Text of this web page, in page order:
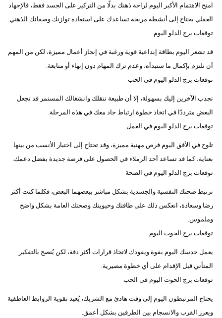
امنح الاهتمام الأكبر اليوم لراحة ذهنك بدلًا من التركيز على الجسد فقط، فالإجهاد
العقلي يحتاج إلى أنشطة مريحة تساعدك على استعادة توازنك وصفائك الذهني.
توقعات برج الدلو اليوم
قد تشعر اليوم بطاقة إبداعية قوية ورغبة في إنجاز أعمال مميزة، لكن من المهم
أن تلتزم بإكمال ما ستبدأه، وعدم ترك المهام دون إنهاء أو متابعة.
توقعات برج الدلو اليوم في الحب
تجذب الآخرين إليك بسهولة، إلا أن طبيعة تنقلك وانشغالك المستمر قد تجعل
البعض مترددًا في اتخاذ خطوة ارتباط جاد معك في هذه المرحلة.
توقعات برج الدلو اليوم في العمل
تلوح في الأفق اليوم فرص مهنية مميزة، وقد تحتاج إلى اختيار الأنسب من بينها
بعناية، كما قد تساعد أحد الزملاء في الحصول على فرصة جديدة بفضل دعمك.
توقعات برج الدلو اليوم في الصحة
ترتبط صحتك النفسية والجسدية بشكل مباشر ببعضهما البعض، فكلما كنت أكثر
رضا وسعادة، انعكس ذلك على طاقتك وحيويتك وصحتك العامة بشكل واضح
وملموس.
توقعات برج الحوت اليوم
يعمل حدسك اليوم بقوة ويقودك لاتخاذ قرارات أكثر دقة، لكن يُنصح بالتفكير
المتأني قبل الإقدام على أي خطوة مصيرية.
توقعات برج الحوت اليوم في الحب
يحتاج المرتبطون اليوم إلى وقت هادئ مع الشريك، يُعيد تقوية الروابط العاطفية
ويعزز القرب والانسجام بين الطرفين بشكل أعمق.